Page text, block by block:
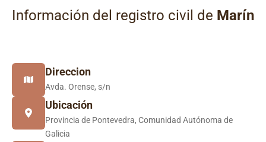
Información del registro civil de Marín
Direccion
Avda. Orense, s/n
Ubicación
Provincia de Pontevedra, Comunidad Autónoma de
Galicia